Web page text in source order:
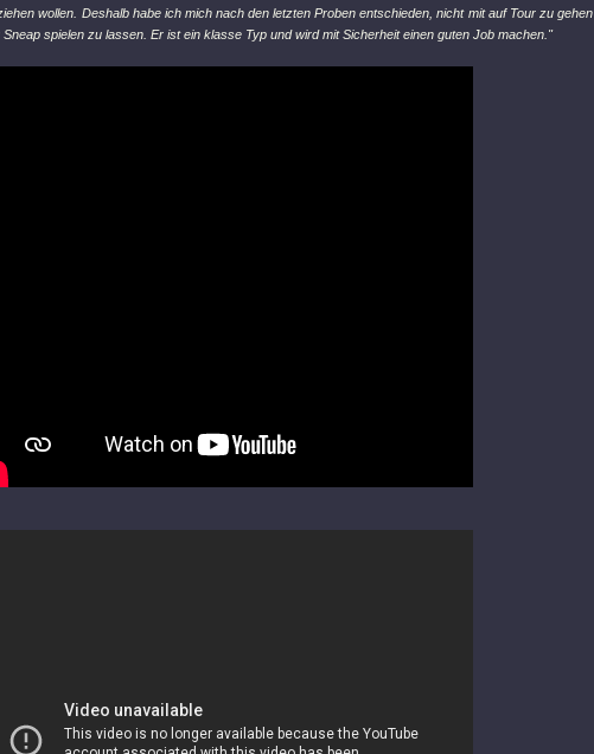
wollen. Deshalb habe ich mich nach den letzten Proben entschieden, nicht mit auf Tour zu gehen
spielen zu lassen. Er ist ein klasse Typ und wird mit Sicherheit einen guten Job machen."